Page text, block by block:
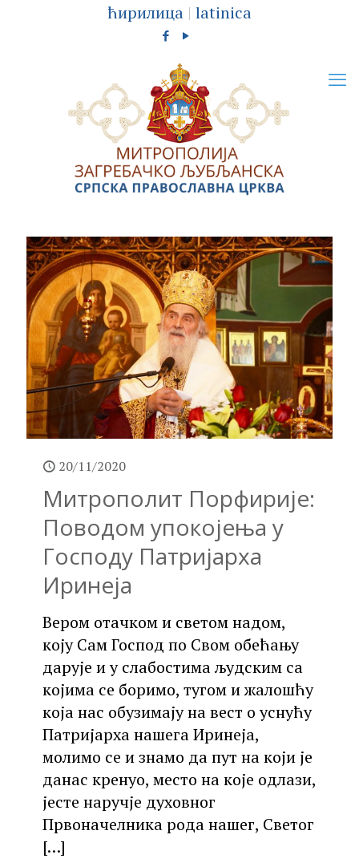
ћирилица | latinica
20/11/2020
Митрополит Порфирије:
Поводом упокојења у
Господу Патријарха
Иринеја
Вером отачком и светом надом,
коју Сам Господ по Свом обећању
дарује и у слабостима људским са
којима се боримо, тугом и жалошћу
која нас обузимају на вест о уснућу
Патријарха нашега Иринеја,
молимо се и знамо да пут на који је
данас кренуо, место на које одлази,
јесте наручје духовног
Првоначелника рода нашег, Светог
[…]